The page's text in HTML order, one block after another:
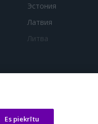
Эстония
Латвия
Литва
Es piekrītu